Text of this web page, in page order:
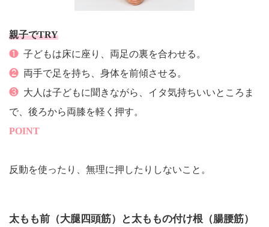
親子でTRY
❶ 子どもは床に座り、両足の裏を合わせる。
❷ 両手で足を持ち、身体を前傾させる。
❸ 大人は子どもに聞きながら、イタ気持ちいいところま
で、後ろから両膝を軽く押す。
POINT
反動を使ったり、無理に押したりしないこと。
太もも前（大腿四頭筋）と太ももの付け根（腸腰筋）